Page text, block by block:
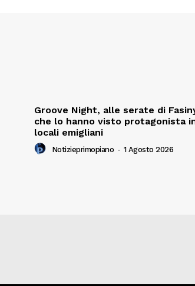
Groove Night, alle serate di
che lo hanno visto protagonista
locali emigliani
Notizieprimopiano - 1 Agosto 2026